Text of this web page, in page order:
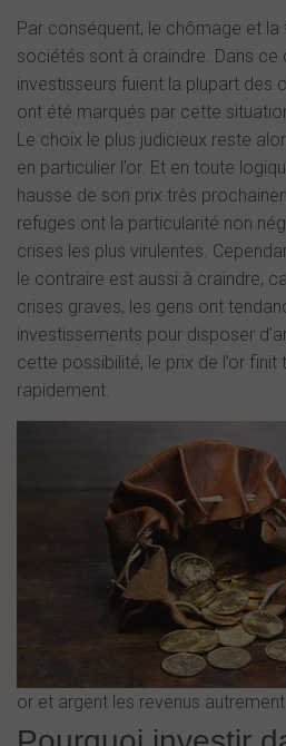
Par conséquent, le chômage et
sociétés sont à craindre. Dans ce
investisseurs fuient la plupart des
ont été marqués par cette
Le choix le plus judicieux reste
en particulier l’or. Et en toute
hausse de son prix très
refuges ont la particularité non
crises les plus virulentes.
le contraire est aussi à craindre,
crises graves, les gens ont
investissements pour disposer
cette possibilité, le prix de l’or
rapidement.
or et argent les revenus autrement